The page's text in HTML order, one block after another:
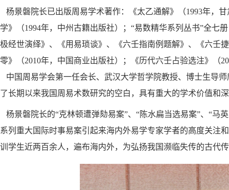
杨景磐院长已出版周易学术著作：《太乙通解》（1993年，
学》（1994年，中州古籍出版社）；“易数精华系列丛书”全七
极经世演绎》、《用易琐谈》、《六壬指南例题解》、《六壬
零》（2010年，中国商业出版社）；《历代六壬占验选注》（
中国周易学会第一任会长、武汉大学哲学院教授、博士生导
了长期以来我国周易术数研究的空白，具有重大的学术价值和
杨景磐院长的“克林顿遭弹劾易案”、“陈水扁当选易案”、“马
系列重大国际时事易案引起来海内外易学专家学者的高度关注
训学生近两百余人，遍布海内外，为弘扬我国濒临失传的古代